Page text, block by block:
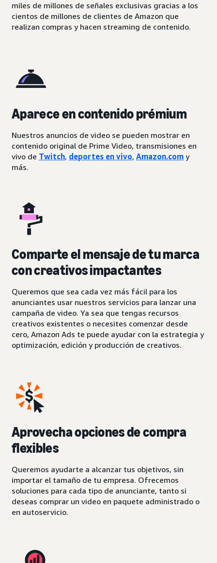
miles de millones de señales exclusivas gracias a los
cientos de millones de clientes de Amazon que
realizan compras y hacen streaming de contenido.
Aparece en contenido prémium
Nuestros anuncios de video se pueden mostrar en
contenido original de Prime Video, transmisiones en
vivo de Twitch, deportes en vivo, Amazon.com y
más.
Comparte el mensaje de tu marca
con creativos impactantes
Queremos que sea cada vez más fácil para los
anunciantes usar nuestros servicios para lanzar una
campaña de video. Ya sea que tengas recursos
creativos existentes o necesites comenzar desde
cero, Amazon Ads te puede ayudar con la estrategia y
optimización, edición y producción de creativos.
Aprovecha opciones de compra
flexibles
Queremos ayudarte a alcanzar tus objetivos, sin
importar el tamaño de tu empresa. Ofrecemos
soluciones para cada tipo de anunciante, tanto si
deseas comprar un video en paquete administrado o
en autoservicio.